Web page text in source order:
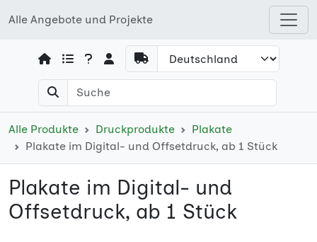
Alle Angebote und Projekte
Open shops menu
Alle Produkte Druckprodukte
Plakate
Plakate im Digital- und Offsetdruck, ab 1 Stück
Plakate im Digital- und
Offsetdruck, ab 1 Stück